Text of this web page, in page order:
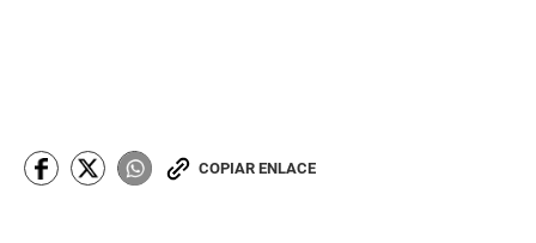
COPIAR ENLACE